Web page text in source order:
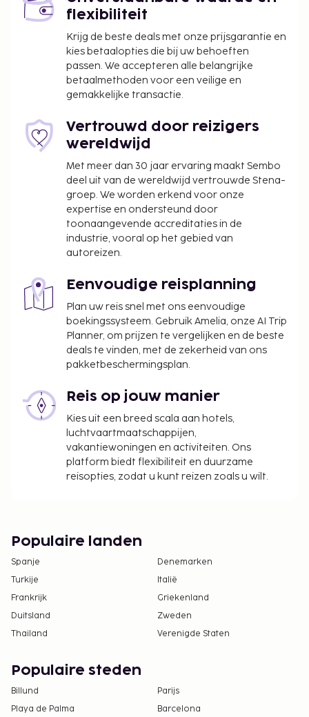
flexibiliteit
Krijg de beste deals met onze prijsgarantie en
kies betaalopties die bij uw behoeften
passen. We accepteren alle belangrijke
betaalmethoden voor een veilige en
gemakkelijke transactie.
Vertrouwd door reizigers
wereldwijd
Met meer dan 30 jaar ervaring maakt Sembo
deel uit van de wereldwijd vertrouwde Stena-
groep. We worden erkend voor onze
expertise en ondersteund door
toonaangevende accreditaties in de
industrie, vooral op het gebied van
autoreizen.
Eenvoudige reisplanning
Plan uw reis snel met ons eenvoudige
boekingssysteem. Gebruik Amelia, onze AI Trip
Planner, om prijzen te vergelijken en de beste
deals te vinden, met de zekerheid van ons
pakketbeschermingsplan.
Reis op jouw manier
Kies uit een breed scala aan hotels,
luchtvaartmaatschappijen,
vakantiewoningen en activiteiten. Ons
platform biedt flexibiliteit en duurzame
reisopties, zodat u kunt reizen zoals u wilt.
Populaire landen
Spanje
Denemarken
Turkije
Italië
Frankrijk
Griekenland
Duitsland
Zweden
Thailand
Verenigde Staten
Populaire steden
Billund
Parijs
Playa de Palma
Barcelona